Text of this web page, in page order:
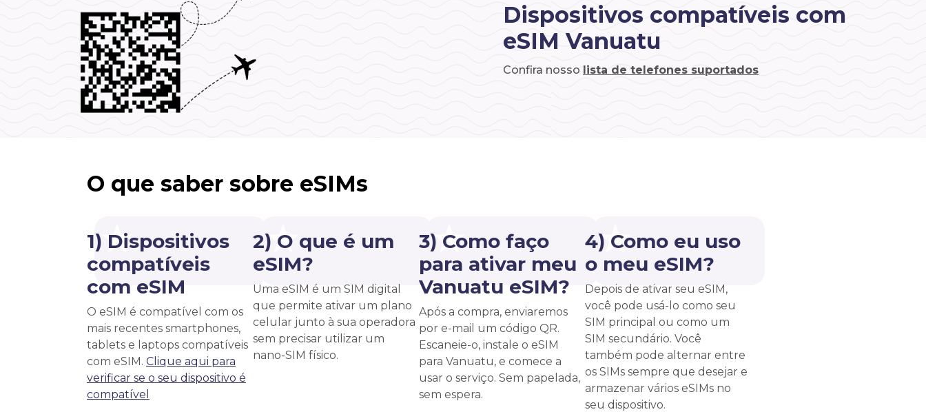
Dispositivos compatíveis com
eSIM Vanuatu
Confira nosso lista de telefones suportados
O que saber sobre eSIMs
1) Dispositivos
compatíveis
com eSIM
O eSIM é compatível com os
mais recentes smartphones,
tablets e laptops compatíveis
com eSIM. Clique aqui para
verificar se o seu dispositivo é
compatível
2) O que é um
eSIM?
Uma eSIM é um SIM digital
que permite ativar um plano
celular junto à sua operadora
sem precisar utilizar um
nano-SIM físico.
3) Como faço
para ativar meu
Vanuatu eSIM?
Após a compra, enviaremos
por e-mail um código QR.
Escaneie-o, instale o eSIM
para Vanuatu, e comece a
usar o serviço. Sem papelada,
sem espera.
4) Como eu uso
o meu eSIM?
Depois de ativar seu eSIM,
você pode usá-lo como seu
SIM principal ou como um
SIM secundário. Você
também pode alternar entre
os SIMs sempre que desejar e
armazenar vários eSIMs no
seu dispositivo.